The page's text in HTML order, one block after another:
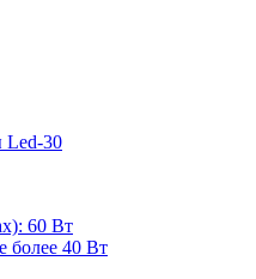
Led-30
60 Вт
более 40 Вт